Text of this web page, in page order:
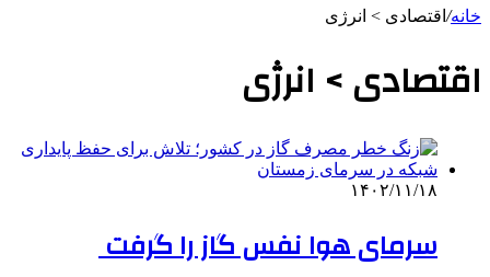
خانه/ اقتصادی > انرژی
اقتصادی > انرژی
۱۴۰۲/۱۱/۱۸
سرمای هوا نفس گاز را گرفت